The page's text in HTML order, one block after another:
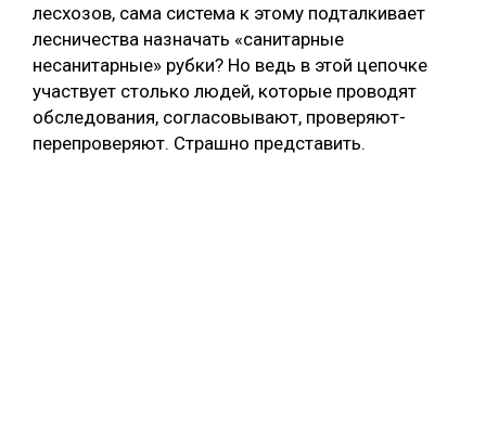
лесхозов, сама система к этому подталкивает
лесничества назначать «санитарные
несанитарные» рубки? Но ведь в этой цепочке
участвует столько людей, которые проводят
обследования, согласовывают, проверяют-
перепроверяют. Страшно представить.